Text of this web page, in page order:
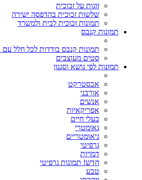
זוגות על זכוכית
שלשות זכוכית בהדפסה ישירה
תמונות זכוכית לבית ולמשרד
תמונות קנבס
תמונות קנבס בודדות לכל חלל עם
סטים מעוצבים
תמונות לפי נושא וסגנון
אבסטרקט
אורבני
אנשים
אפריקאיות
בעלי חיים
גאומטרי
גיאומטריים
גרפיטי
דמויות
חדש! תמונות גרפיטי
טבע